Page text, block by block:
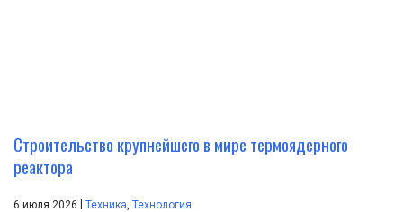
Строительство крупнейшего в мире термоядерного
реактора
6 июля 2026 Техника, Технология